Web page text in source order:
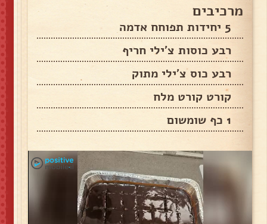
מרכיבים
5 יחידות תפוחח אדמה
רבע כוסות צ'ילי חריף
רבע כוס צ'ילי מתוק
קורט קורט מלח
1 כף שומשום